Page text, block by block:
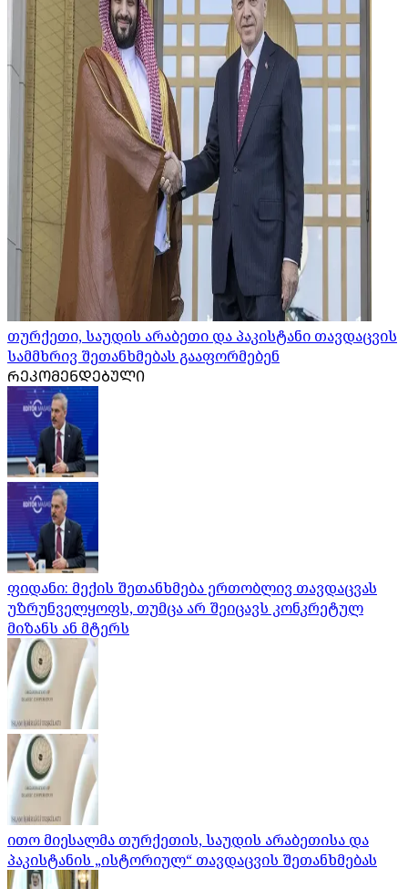
თურქეთი, საუდის არაბეთი და პაკისტანი თავდაცვის
სამმხრივ შეთანხმებას გააფორმებენ
ᲠᲔᲙᲝᲛᲔᲜᲓᲔᲑᲣᲚᲘ
ფიდანი: მექის შეთანხმება ერთობლივ თავდაცვას
უზრუნველყოფს, თუმცა არ შეიცავს კონკრეტულ
მიზანს ან მტერს
ითო მიესალმა თურქეთის, საუდის არაბეთისა და
პაკისტანის „ისტორიულ“ თავდაცვის შეთანხმებას